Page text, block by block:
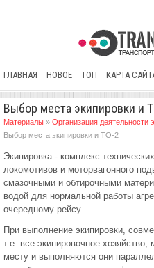
ГЛАВНАЯ НОВОЕ ТОП КАРТА
Выбор места экипировки и
Материалы » Организация деятельности
Выбор места экипировки и ТО-2
Экипировка - комплекс
локомотивов и моторвагонного
смазочными и обтирочными
водой для нормальной работы
очередному рейсу.
При выполнение экипировки,
т.е. все экипировочное
месту и выполняются они